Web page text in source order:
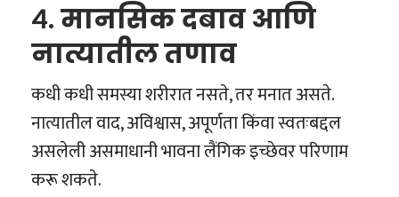
४.मानसिक दबाव आणि
नात्यातील तणाव
कधी कधी समस्या शरीरात नसते, तर मनात असते.
नात्यातील वाद, अविश्वास, अपूर्णता किंवा स्वतःबद्दल
असलेली असमाधानी भावना लैंगिक इच्छेवर परिणाम
करू शकते.